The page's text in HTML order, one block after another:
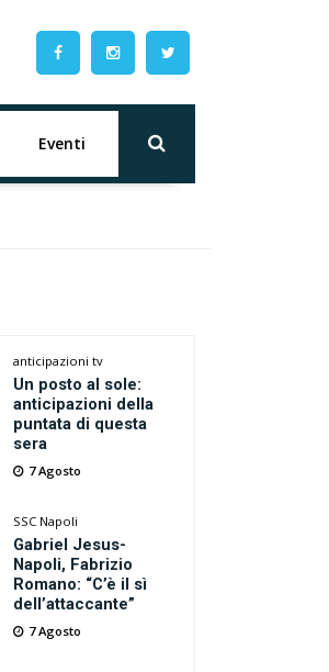
Eventi
anticipazioni tv
Un posto al sole:
anticipazioni della
puntata di questa
sera
7 Agosto
SSC Napoli
Gabriel Jesus-
Napoli, Fabrizio
Romano: “C’è il sì
dell’attaccante”
7 Agosto